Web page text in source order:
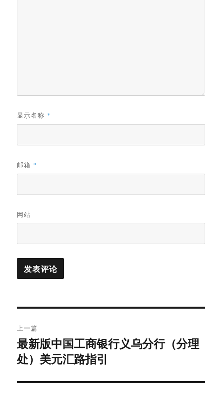
显示名称 *
邮箱 *
网站
章
导
航
上一篇
上
篇
章：
最新版中国工商银行义乌分行（分理
处）美元汇路指引